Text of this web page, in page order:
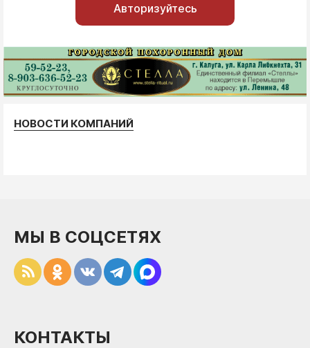
Авторизуйтесь
НОВОСТИ КОМПАНИЙ
МЫ В СОЦСЕТЯХ
КОНТАКТЫ